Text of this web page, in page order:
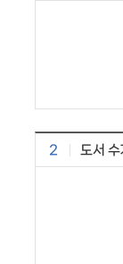
2 도서